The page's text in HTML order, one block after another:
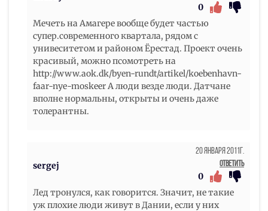
0
Мечеть на Амагере вообще будет частью
супер.современного квартала, рядом с
унивеситетом и районом Ёрестад. Проект очень
красивый, можно псомотреть на
http://www.aok.dk/byen-rundt/artikel/koebenhavn-
faar-nye-moskeer А люди везде люди. Датчане
вполне нормальны, открыты и очень даже
толерантны.
sergej
20 Января 2011г.
Ответить
0
Лед тронулся, как говорится. Значит, не такие
уж плохие люди живут в Дании, если у них